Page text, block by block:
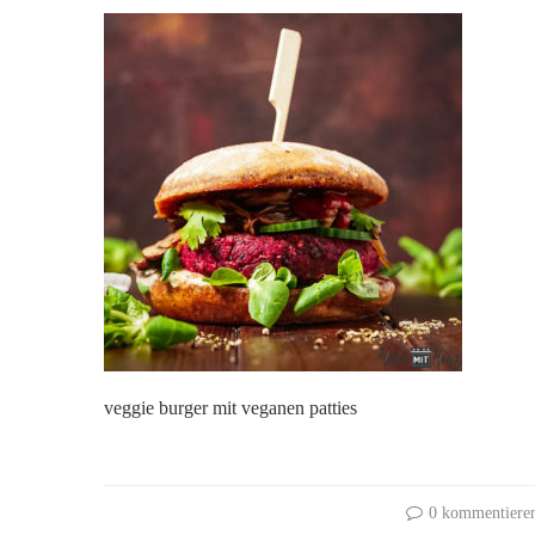
veggie burger mit veganen patties
0